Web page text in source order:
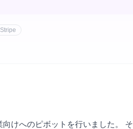
Stripe
けへのピボットを行いました。 そ